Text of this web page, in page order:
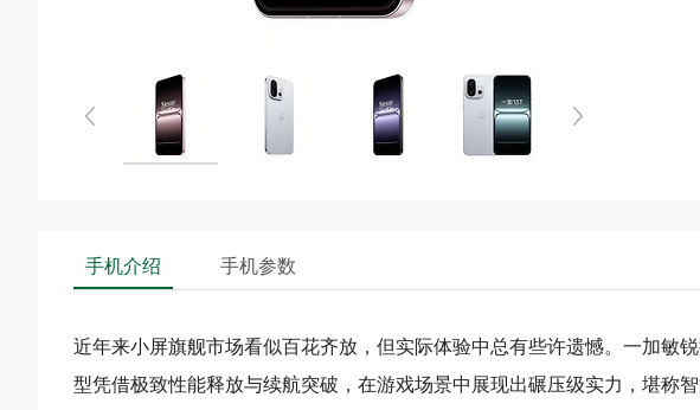
手机介绍 手机参数
近年来小屏旗舰市场看似百花齐放，但实际体验中总有些许遗憾。一加
型凭借极致性能释放与续航突破，在游戏场景中展现出碾压级实力，堪称智